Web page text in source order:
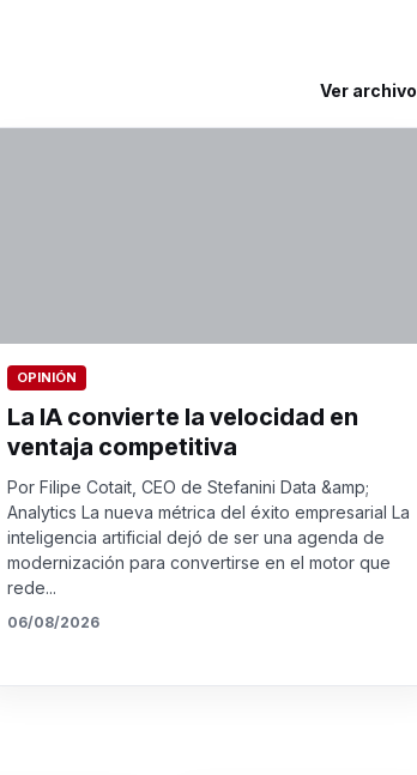
Ver archivo
OPINIÓN
La IA convierte la velocidad en
ventaja competitiva
Por Filipe Cotait, CEO de Stefanini Data &amp;
Analytics La nueva métrica del éxito empresarial La
inteligencia artificial dejó de ser una agenda de
modernización para convertirse en el motor que
rede...
06/08/2026